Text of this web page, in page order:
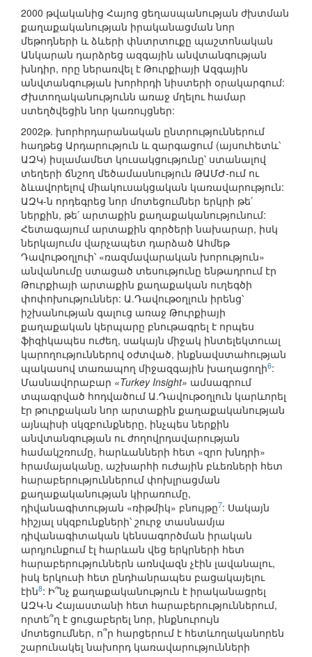
2000 թվականից Հայոց ցեղասպանության ժխտման
քաղաքականության իրականացման նոր
մեթոդների և ձևերի փնտրտուքը պաշտոնական
Անկարան դարձրեց ազգային անվտանգության
խնդիր, որը ներառվել է Թուրքիայի Ազգային
անվտանգության խորհրդի նիստերի օրակարգում:
Ժխտողականությունն առաջ մղելու համար
ստեղծվեցին նոր կառույցներ:
2002թ. խորհրդարանական ընտրություններում
հաղթեց Արդարություն և զարգացում (այսուհետև՝
ԱԶԿ) իսլամամետ կուսակցությունը՝ ստանալով
տեղերի ճնշող մեծամասնություն ԹԱՄԺ-ում ու
ձևավորելով միակուսակցական կառավարություն:
ԱԶԿ-ն որդեգրեց նոր մոտեցումներ երկրի թե՛
ներքին, թե՛ արտաքին քաղաքականությունում:
Հետագայում արտաքին գործերի նախարար, իսկ
ներկայումս վարչապետ դարձած Ահմեթ
Դավութօղլուի՝ «ռազմավարական խորություն»
անվանումը ստացած տեսությունը ենթադրում էր
Թուրքիայի արտաքին քաղաքական ուղեգծի
փոփոխություններ: Ա.Դավութօղլուն իրենց՝
իշխանության գալուց առաջ Թուրքիայի
քաղաքական կերպարը բնութագրել է որպես
ֆիզիկապես ուժեղ, սակայն միջակ ինտելեկտուալ
կարողություններով օժտված, ինքնավստահության
պակասով տառապող միջազգային խաղացողի6:
Մասնավորաբար «Turkey Insight» ամսագրում
տպագրված հոդվածում Ա.Դավութօղլուն կարևորել
էր թուրքական նոր արտաքին քաղաքականության
այնպիսի սկզբունքները, ինչպես ներքին
անվտանգության ու ժողովրդավարության
համակշռումը, հարևանների հետ «զրո խնդրի»
հրամայականը, աշխարհի ուժային բևեռների հետ
հարաբերություններում փոխլրացման
քաղաքականության կիրառումը,
դիվանագիտության «ռիթմիկ» բնույթը7: Սակայն
հիշյալ սկզբունքների՝ շուրջ տասնամյա
դիվանագիտական կենսագործման իրական
արդյունքում էլ հարևան վեց երկրների հետ
հարաբերություններն առնվազն չէին լավանալու,
իսկ երկուսի հետ ընդհանրապես բացակայելու
էին8: Ի՞նչ քաղաքականություն է իրականացրել
ԱԶԿ-ն Հայաստանի հետ հարաբերություններում,
որտե՞ղ է ցուցաբերել նոր, ինքնուրույն
մոտեցումներ, ո՞ր հարցերում է հետևողականորեն
շարունակել նախորդ կառավարությունների